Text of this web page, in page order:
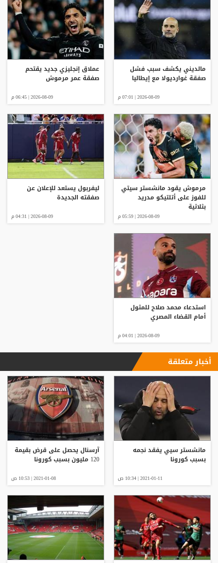
مالديني يكشف سبب فشل
صفقة غوارديولا مع إيطاليا
2026-08-09 | 07:01 م
عملاق إنجليزي جديد يقتحم
صفقة عمر مرموش
2026-08-09 | 06:45 م
مرموش يقود مانشستر سيتي
للفوز على أتلتيكو مدريد
بثلاثية
2026-08-09 | 05:59 م
ليفربول يستعد للإعلان عن
صفقته الجديدة
2026-08-09 | 04:31 م
استدعاء محمد صلاح للمثول
أمام القضاء المصري
2026-08-09 | 04:01 م
أخبار متعلقة
مانشستر سيي يفقد نجمه
بسبب كورونا
2021-01-11 | 10:34 ص
آرسنال يحصل على قرض بقيمة
120 مليون بسبب كورونا
2021-01-08 | 10:53 ص